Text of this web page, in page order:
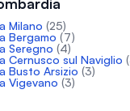
Milano (25)
Bergamo (7)
Seregno (4)
Cernusco sul Naviglio
Busto Arsizio (3)
Vigevano (3)